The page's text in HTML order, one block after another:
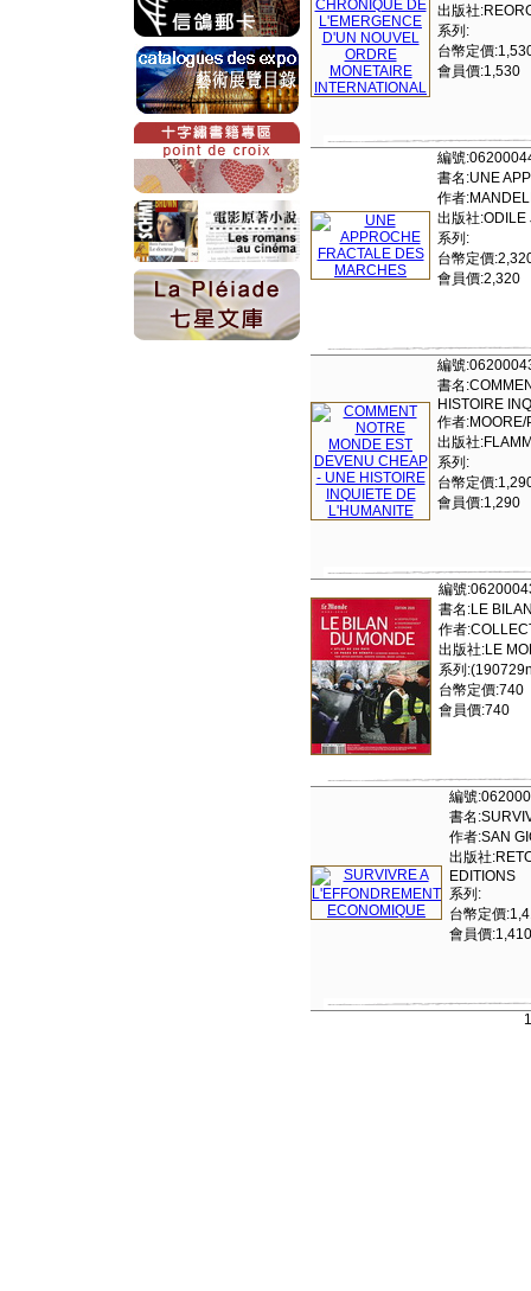
出版社
系列:
台幣定價
會員價:1,530
編號
書名:UNE
作者
出版社:ODILE
系列:
台幣定價
會員價:2,320
編號
書名
HISTOIRE
作者:MOORE/
出版社
系列:
台幣定價
會員價:1,290
編號
書名:LE
作者
出版社:LE
系列
台幣定價:740
會員價:740
編號
書名
作者:SAN
出版社
EDITIONS
系列:
台幣定價
會員價:1,410
1